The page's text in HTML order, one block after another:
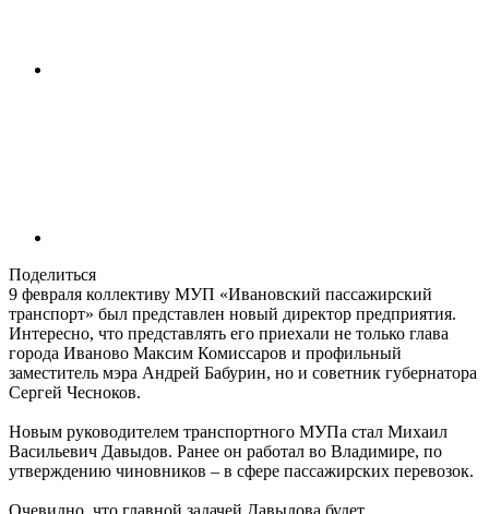
Поделиться
9 февраля коллективу МУП «Ивановский пассажирский
транспорт» был представлен новый директор предприятия.
Интересно, что представлять его приехали не только глава
города Иваново Максим Комиссаров и профильный
заместитель мэра Андрей Бабурин, но и советник губернатора
Сергей Чесноков.
Новым руководителем транспортного МУПа стал Михаил
Васильевич Давыдов. Ранее он работал во Владимире, по
утверждению чиновников – в сфере пассажирских перевозок.